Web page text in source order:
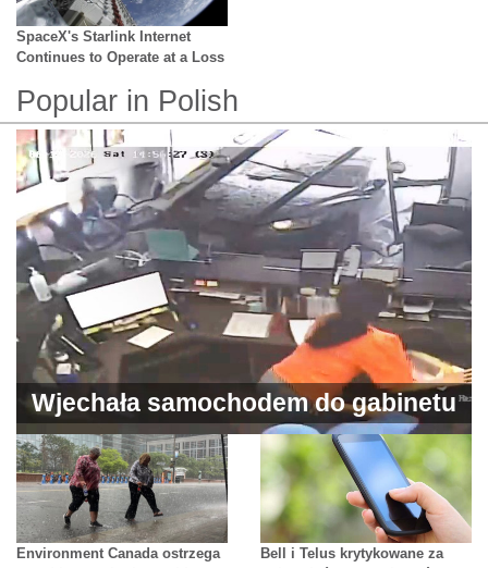
SpaceX's Starlink Internet
Continues to Operate at a Loss
Popular in Polish
Wjechała samochodem do gabinetu
Dr Teresy Schellenberg w
Mississauga
Environment Canada ostrzega
Bell i Telus krytykowane za